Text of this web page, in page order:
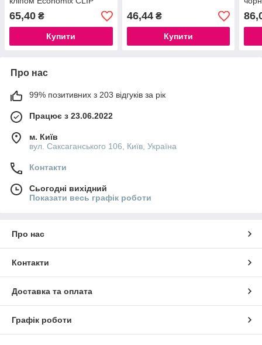
A+C, асорті
65,40 ₴
Купити
46,44₴
Купити
Про нас
99% позитивних з 203 відгуків за рік
Працює з 23.06.2022
м. Київ
вул. Саксаганського 106, Київ, Україна
Контакти
Сьогодні вихідний
Показати весь графік роботи
Про нас
Контакти
Доставка та оплата
Графік роботи